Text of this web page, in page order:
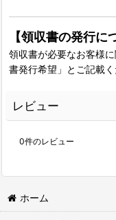
【領収書の発行に
領収書が必要なお客様
書発行希望」とご記載く
レビュー
0件のレビュー
ホーム